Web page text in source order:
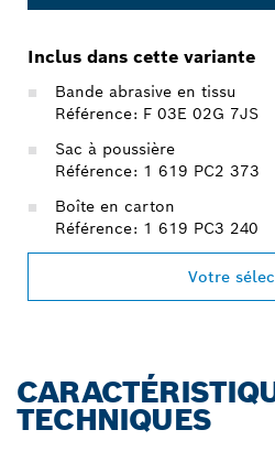
Inclus dans cette variante
Bande abrasive en tissu
Référence: F 03E 02G 7JS
Sac à poussière
Référence: 1 619 PC2 373
Boîte en carton
Référence: 1 619 PC3 240
Votre
TECHNIQUES